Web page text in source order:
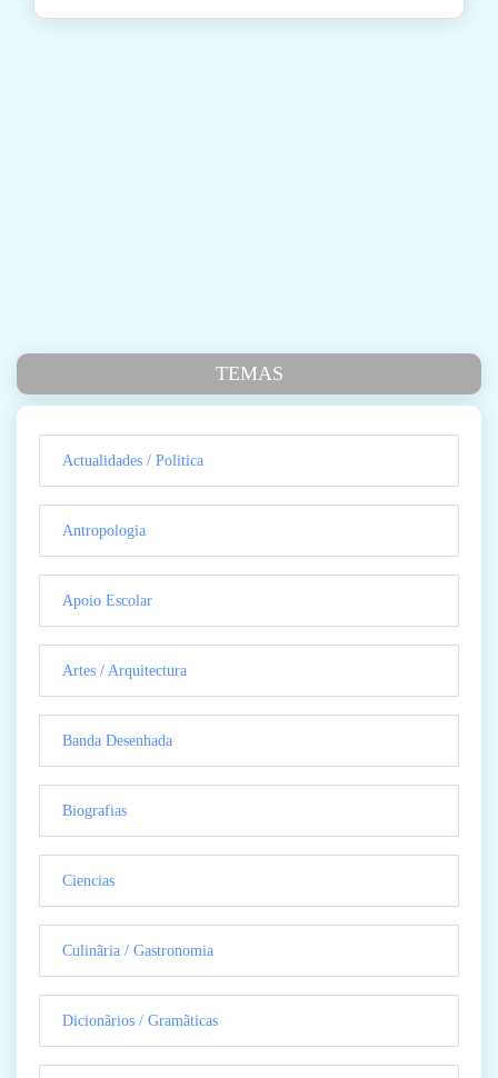
TEMAS
Actualidades / Politica
Antropologia
Apoio Escolar
Artes / Arquitectura
Banda Desenhada
Biografias
Ciencias
Culinãria / Gastronomia
Dicionãrios / Gramãticas